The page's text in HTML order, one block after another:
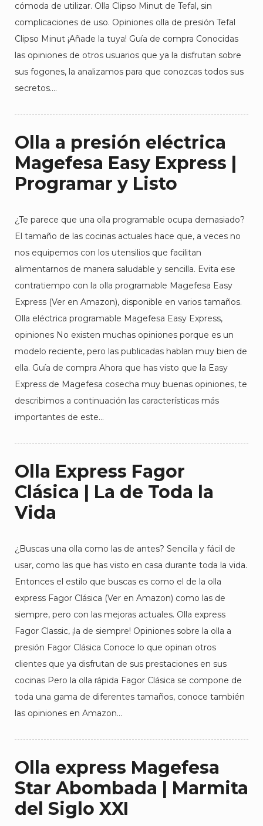
cómoda de utilizar. Olla Clipso Minut de Tefal, sin
complicaciones de uso. Opiniones olla de presión Tefal
Clipso Minut ¡Añade la tuya! Guía de compra Conocidas
las opiniones de otros usuarios que ya la disfrutan sobre
sus fogones, la analizamos para que conozcas todos sus
secretos.…
Olla a presión eléctrica
Magefesa Easy Express |
Programar y Listo
¿Te parece que una olla programable ocupa demasiado?
El tamaño de las cocinas actuales hace que, a veces no
nos equipemos con los utensilios que facilitan
alimentarnos de manera saludable y sencilla. Evita ese
contratiempo con la olla programable Magefesa Easy
Express (Ver en Amazon), disponible en varios tamaños.
Olla eléctrica programable Magefesa Easy Express,
opiniones No existen muchas opiniones porque es un
modelo reciente, pero las publicadas hablan muy bien de
ella. Guía de compra Ahora que has visto que la Easy
Express de Magefesa cosecha muy buenas opiniones, te
describimos a continuación las características más
importantes de este…
Olla Express Fagor
Clásica | La de Toda la
Vida
¿Buscas una olla como las de antes? Sencilla y fácil de
usar, como las que has visto en casa durante toda la vida.
Entonces el estilo que buscas es como el de la olla
express Fagor Clásica (Ver en Amazon) como las de
siempre, pero con las mejoras actuales. Olla express
Fagor Classic, ¡la de siempre! Opiniones sobre la olla a
presión Fagor Clásica Conoce lo que opinan otros
clientes que ya disfrutan de sus prestaciones en sus
cocinas Pero la olla rápida Fagor Clásica se compone de
toda una gama de diferentes tamaños, conoce también
las opiniones en Amazon…
Olla express Magefesa
Star Abombada | Marmita
del Siglo XXI